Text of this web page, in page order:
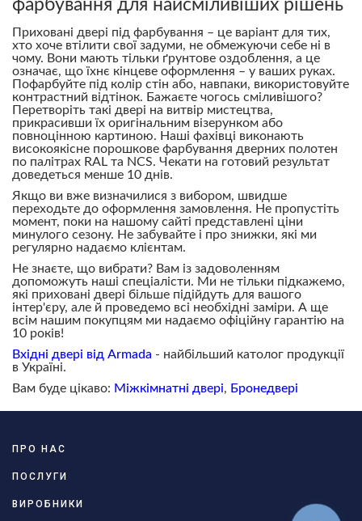
фарбування для найсміливіших рішень
Приховані двері під фарбування – це варіант для тих,
хто хоче втілити свої задуми, не обмежуючи себе ні в
чому. Вони мають тільки ґрунтове оздоблення, а це
означає, що їхнє кінцеве оформлення – у ваших руках.
Пофарбуйте під колір стін або, навпаки, використовуйте
контрастний відтінок. Бажаєте чогось сміливішого?
Перетворіть такі двері на витвір мистецтва,
прикрасивши їх оригінальним візерунком або
повноцінною картиною. Наші фахівці виконають
високоякісне порошкове фарбування дверних полотен
по палітрах RAL та NCS. Чекати на готовий результат
доведеться менше 10 днів.
Якщо ви вже визначилися з вибором, швидше
переходьте до оформлення замовлення. Не пропустіть
момент, поки на нашому сайті представлені ціни
минулого сезону. Не забувайте і про знижки, які ми
регулярно надаємо клієнтам.
Не знаєте, що вибрати? Вам із задоволенням
допоможуть наші спеціалісти. Ми не тільки підкажемо,
які приховані двері більше підійдуть для вашого
інтер'єру, але й проведемо всі необхідні заміри. А ще
всім нашим покупцям ми надаємо офіційну гарантію на
10 років!
Вхідні двері від Armada - найбільший католог продукції
в Україні.
Вам буде цікаво: Міжкімнатні двері, Бронедвері
ПРО НАС
ПОСЛУГИ
ВИРОБНИКИ